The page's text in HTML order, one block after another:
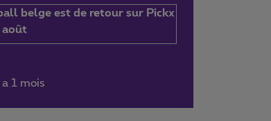
belge est de retour sur Pickx
août
1 mois